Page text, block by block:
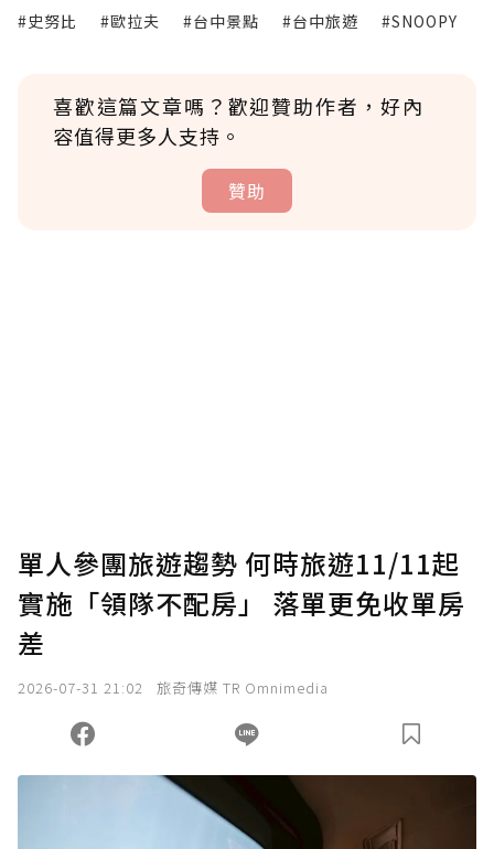
#史努比 #歐拉夫 #台中景點 #台中旅遊 #SNOOPY
喜歡這篇文章嗎？歡迎贊助作者，好內
容值得更多人支持。
贊助
確認送出
您當前剩餘 U 利點數：0點；前往 購買點數
單人參團旅遊趨勢 何時旅遊11/11起
實施「領隊不配房」 落單更免收單房
差
2026-07-31 21:02 旅奇傳媒 TR Omnimedia